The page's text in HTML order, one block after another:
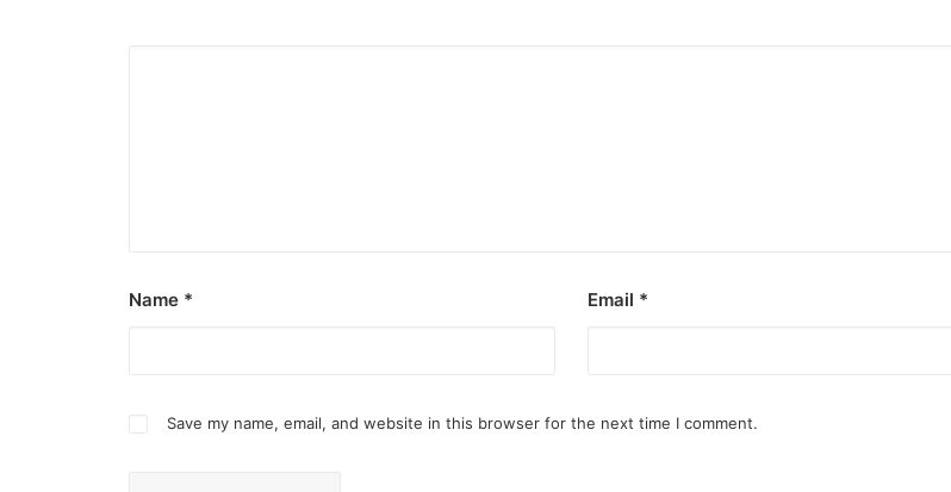
Name * Email *
Save my name, email, and website in this browser for the next time I comment.